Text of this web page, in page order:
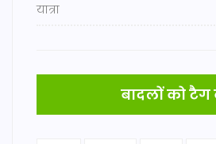
यात्रा
बादलों को